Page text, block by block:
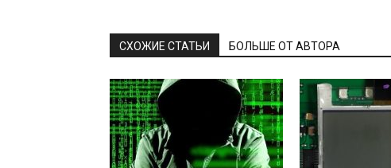
СХОЖИЕ СТАТЬИ БОЛЬШЕ ОТ АВТОРА